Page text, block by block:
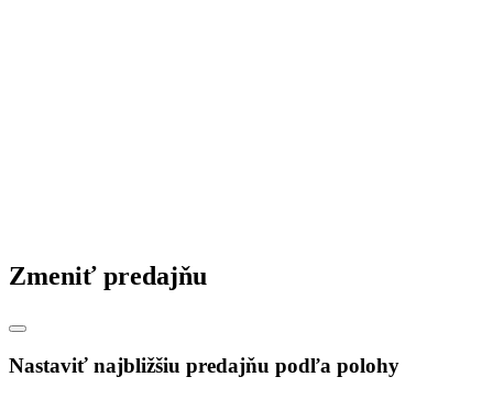
Zmeniť predajňu
Nastaviť najbližšiu predajňu podľa polohy